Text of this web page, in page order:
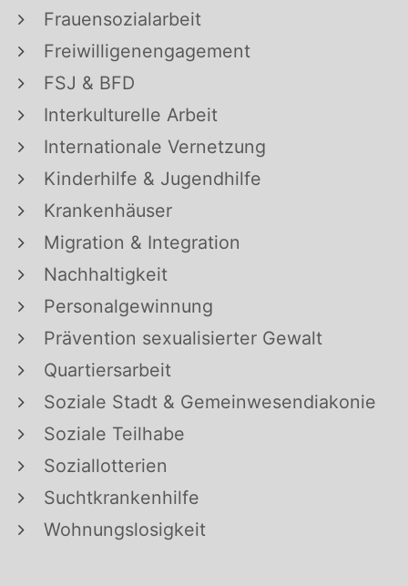
Frauensozialarbeit
Freiwilligenengagement
FSJ & BFD
Interkulturelle Arbeit
Internationale Vernetzung
Kinderhilfe & Jugendhilfe
Krankenhäuser
Migration & Integration
Nachhaltigkeit
Personalgewinnung
Prävention sexualisierter Gewalt
Quartiersarbeit
Soziale Stadt & Gemeinwesendiakonie
Soziale Teilhabe
Soziallotterien
Suchtkrankenhilfe
Wohnungslosigkeit